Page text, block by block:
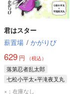
君はスター
薪置場 / かがりび
629 円 （税込）
落第忍者乱太郎
七松小平太×平滝夜叉丸
七松小平太
×：在庫なし